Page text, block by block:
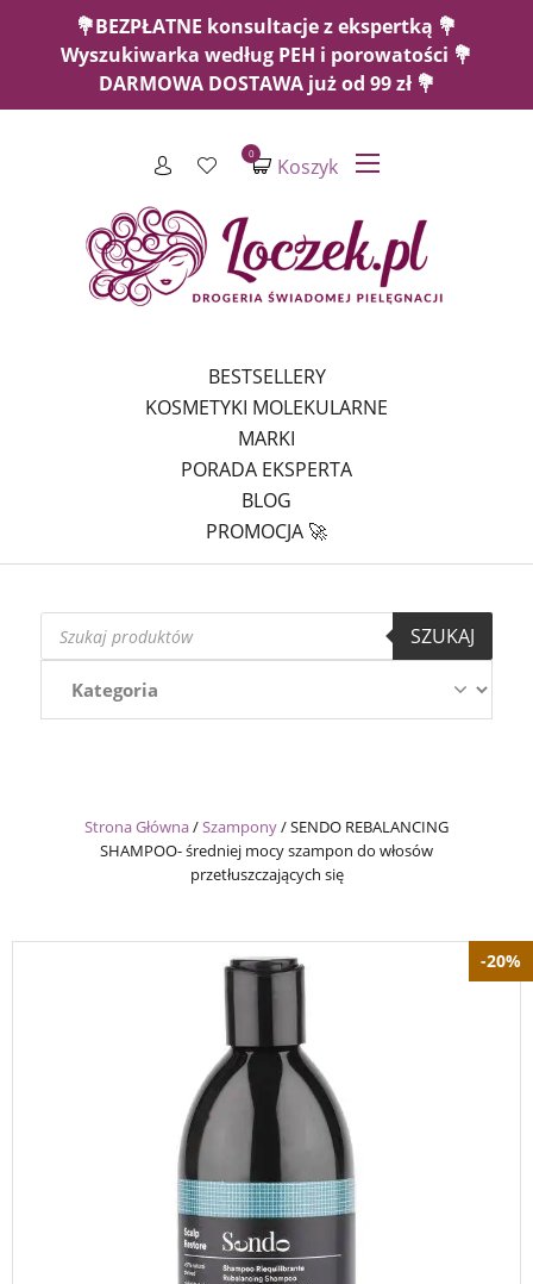
💐BEZPŁATNE konsultacje z ekspertką 💐
Wyszukiwarka według PEH i porowatości 💐
DARMOWA DOSTAWA już od 99 zł 💐
Koszyk
0
BESTSELLERY
KOSMETYKI MOLEKULARNE
MARKI
PORADA EKSPERTA
BLOG
PROMOCJA 🚀
Wyszukiwarka
produktów
SZUKAJ
Strona Główna/Szampony/SENDO REBALANCING
SHAMPOO- średniej mocy szampon do włosów
przetłuszczających się
-20%